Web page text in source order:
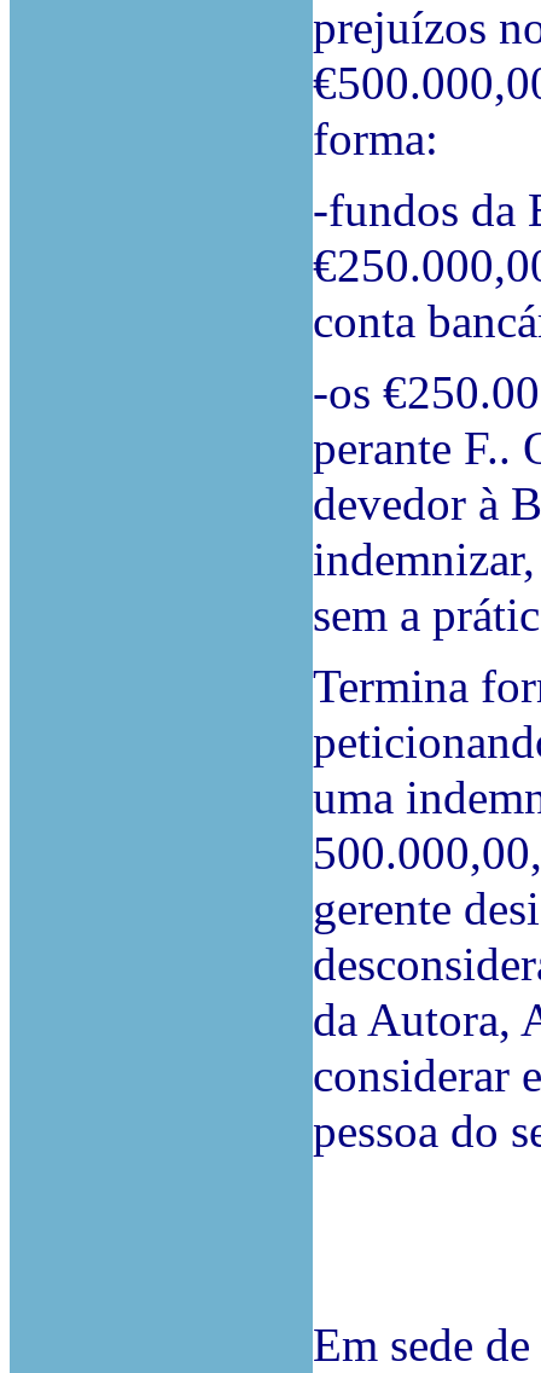
prejuízos
forma:
-fundos da
conta
-os
perante F..
devedor à
sem a
Termina
uma
gerente
da Autora,
considerar
pessoa do
Em sede